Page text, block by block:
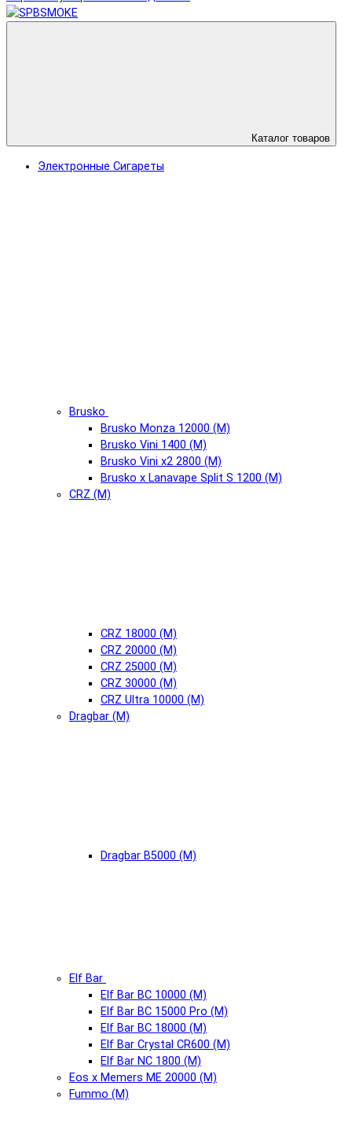
Каталог товаров
Электронные Сигареты
Brusko
Brusko Monza 12000 (М)
Brusko Vini 1400 (М)
Brusko Vini x2 2800 (М)
Brusko x Lanavape Split S 1200 (М)
CRZ (М)
CRZ 18000 (М)
CRZ 20000 (М)
CRZ 25000 (М)
CRZ 30000 (М)
CRZ Ultra 10000 (М)
Dragbar (М)
Dragbar B5000 (М)
Elf Bar
Elf Bar BC 10000 (М)
Elf Bar BC 15000 Pro (М)
Elf Bar BC 18000 (М)
Elf Bar Crystal CR600 (М)
Elf Bar NC 1800 (М)
Eos x Memers ME 20000 (М)
Fummo (М)